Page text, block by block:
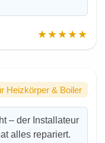
★★★★★
Heizkörper & Boiler
– der Installateur
alles repariert.